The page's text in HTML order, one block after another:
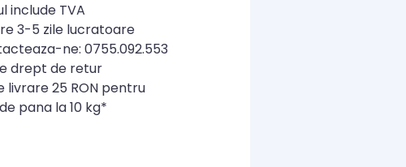
include TVA
3-5 zile lucratoare
ne: 0755.092.553
drept de retur
livrare 25 RON pentru
pana la 10 kg*